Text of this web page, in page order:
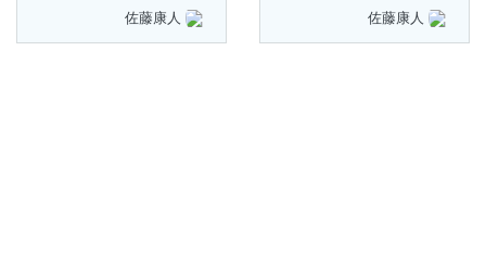
佐藤康人 佐藤康人